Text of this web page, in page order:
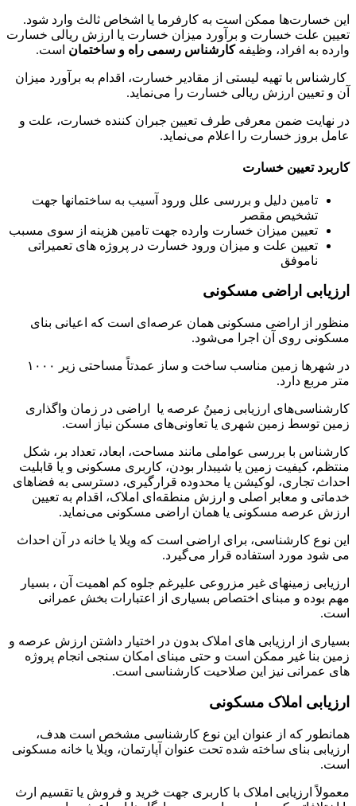
این خسارت‌ها ممکن است به کارفرما یا اشخاص ثالث وارد شود.
تعیین علت خسارت و برآورد میزان خسارت یا ارزش ریالی خسارت
وارده به افراد، وظیفهکارشناس رسمی راه و ساختمان است.
کارشناس با تهیه لیستی از مقادیر خسارت، اقدام به برآورد میزان
آن و تعیین ارزش ریالی خسارت را می‌نماید.
در نهایت ضمن معرفی طرف تعیین جبران کننده خسارت، علت و
عامل بروز خسارت را اعلام می‌نماید.
کاربرد تعیین خسارت
تامین دلیل و بررسی علل ورود آسیب به ساختمانها جهت
تشخیص مقصر
تعیین میزان خسارت وارده جهت تامین هزینه از سوی مسبب
تعیین علت و میزان ورود خسارت در پروژه های تعمیراتی
ناموفق
ارزیابی اراضی مسکونی
منظور از اراضی مسکونی همان عرصه‌ای است که اعیانی بنای
مسکونی روی آن اجرا می‌شود.
در شهرها زمین مناسب ساخت و ساز عمدتاً مساحتی زیر ۱۰۰۰
متر مربع دارد.
کارشناسی‌های ارزیابی زمینُ عرصه یا اراضی در زمان واگذاری
زمین توسط زمین شهری یا تعاونی‌های مسکن نیاز است.
کارشناس با بررسی عواملی مانند مساحت، ابعاد، تعداد بر، شکل
منتظم، کیفیت زمین یا شیبدار بودن، کاربری مسکونی و یا قابلیت
احداث تجاری، لوکیشن یا محدوده قرارگیری، دسترسی به فضاهای
خدماتی و معابر اصلی و ارزش منطقه‌ای املاک، اقدام به تعیین
ارزش عرصه مسکونی یا همان اراضی مسکونی می‌نماید.
این نوع کارشناسی، برای اراضی است که ویلا یا خانه در آن احداث
می شود مورد استفاده قرار می‌گیرد.
ارزیابی زمینهای غیر مزروعی علیرغم جلوه کم اهمیت آن ، بسیار
مهم بوده و مبنای اختصاص بسیاری از اعتبارات بخش عمرانی
است.
بسیاری از ارزیابی های املاک بدون در اختیار داشتن ارزش عرصه و
زمین بنا غیر ممکن است و حتی مبنای امکان سنجی انجام پروژه
های عمرانی نیز این صلاحیت کارشناسی است.
ارزیابی املاک مسکونی
همانطور که از عنوان این نوع کارشناسی مشخص است هدف،
ارزیابی بنای ساخته شده تحت عنوان آپارتمان، ویلا یا خانه مسکونی
است.
معمولاً ارزیابی املاک با کاربری جهت خرید و فروش یا تقسیم ارث